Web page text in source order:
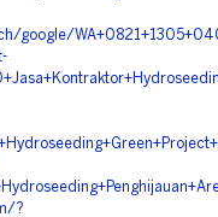
google/
?